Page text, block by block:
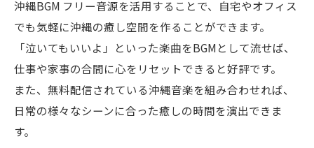
沖縄BGM フリー音源を活用することで、自宅やオフィス
でも気軽に沖縄の癒し空間を作ることができます。
「泣いてもいいよ」といった楽曲をBGMとして流せば、
仕事や家事の合間に心をリセットできると好評です。
また、無料配信されている沖縄音楽を組み合わせれば、
日常の様々なシーンに合った癒しの時間を演出できま
す。